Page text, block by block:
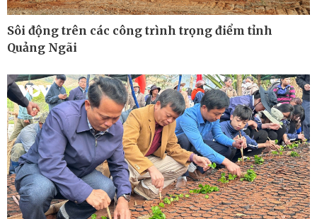
Quan sát
Cuộc sống đó đây
Hồ sơ
Ảnh
Video
E-Magazine
Infographic
Sôi động trên các công trình trọng điểm tỉnh
Quảng Ngãi